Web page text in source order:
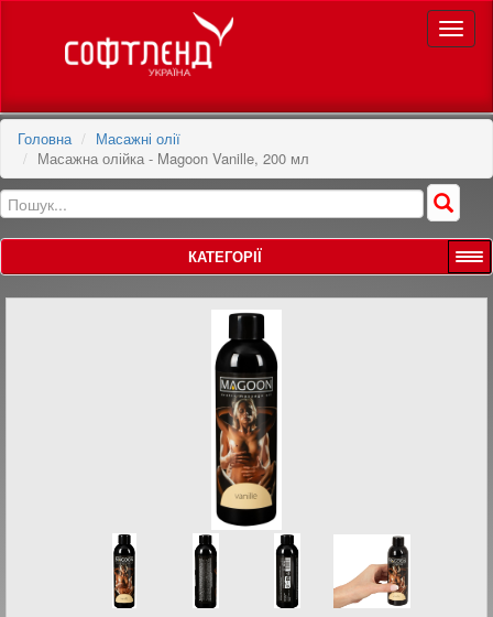
Toggle
Головна
Масажні олії
Масажна олійка - Magoon Vanille, 200 мл
КАТЕГОРІЇ